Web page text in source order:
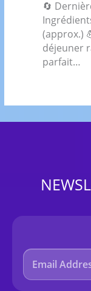
🔄
(approx.)
déjeuner
parfait…